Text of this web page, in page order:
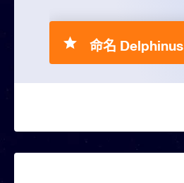
命名 Delphinus